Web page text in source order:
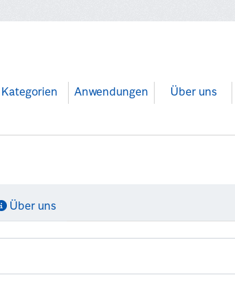
Kategorien Anwendungen Über uns
Über uns